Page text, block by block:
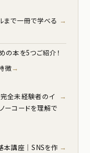
まで一冊で学べる
の本を5つご紹介！
徴
全未経験者のイ
ーコードを理解で
本講座｜SNSを作